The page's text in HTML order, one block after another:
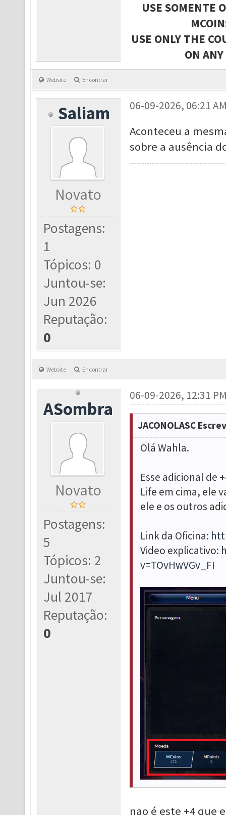
USE SOMENTE
USE ONLY THE
ON
Website Encontrar
Saliam
Novato
Postagens:
1
Tópicos: 0
Juntou-se:
Jun 2026
Reputação:
0
06-09-2026, 06:21
Aconteceu a
sobre a ausência
Website Encontrar
ASombra
Novato
Postagens:
5
Tópicos: 2
Juntou-se:
Jul 2017
Reputação:
0
06-09-2026, 12:31
JACONOLASC
Olá Wahla.
Esse adicional de
Life em cima, ele
ele e os outros
Link da Oficina:
Video explicativo:
v=TOvHwVGv_FI
nao é este +4 que